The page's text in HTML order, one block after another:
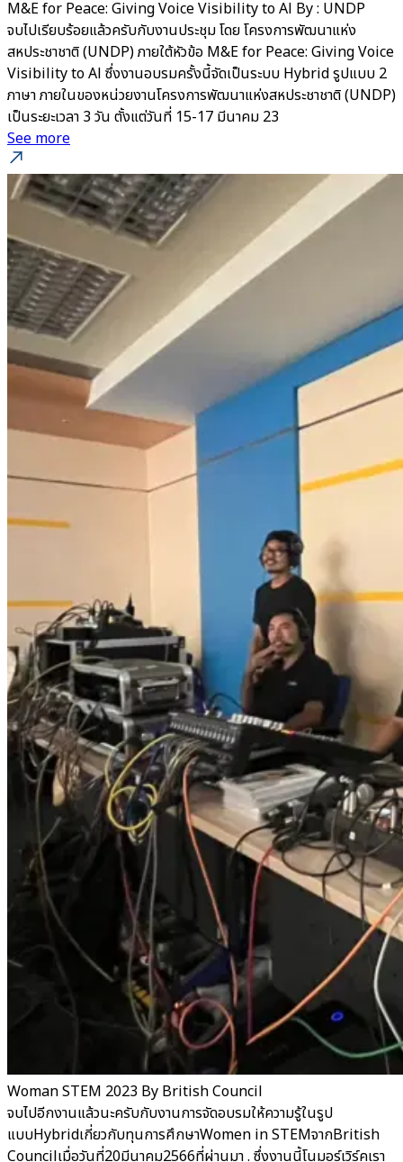
M&E for Peace: Giving Voice Visibility to Al By : UNDP
จบไปเรียบร้อยแล้วครับกับงานประชุม โดย โครงการพัฒนาแห่ง
สหประชาชาติ (UNDP) ภายใต้หัวข้อ M&E for Peace: Giving Voice
Visibility to Al ซึ่งงานอบรมครั้งนี้จัดเป็นระบบ Hybrid รูปแบบ 2
ภาษา ภายในของหน่วยงานโครงการพัฒนาแห่งสหประชาชาติ (UNDP)
เป็นระยะเวลา 3 วัน ตั้งแต่วันที่ 15-17 มีนาคม 23
See more
Woman STEM 2023 By British Council
จบไปอีกงานแล้วนะครับกับงานการจัดอบรมให้ความรู้ในรูป
แบบHybridเกี่ยวกับทุนการศึกษาWomen in STEMจากBritish
Councilเมื่อวันที่20มีนาคม2566ที่ผ่านมา . ซึ่งงานนี้โนมอร์เวิร์คเรา